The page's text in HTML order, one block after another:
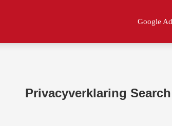
Google
Privacyverklaring